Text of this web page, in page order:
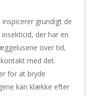
inspicerer grundigt de
der har en
over tid,
med det.
for at bryde
kan klække efter